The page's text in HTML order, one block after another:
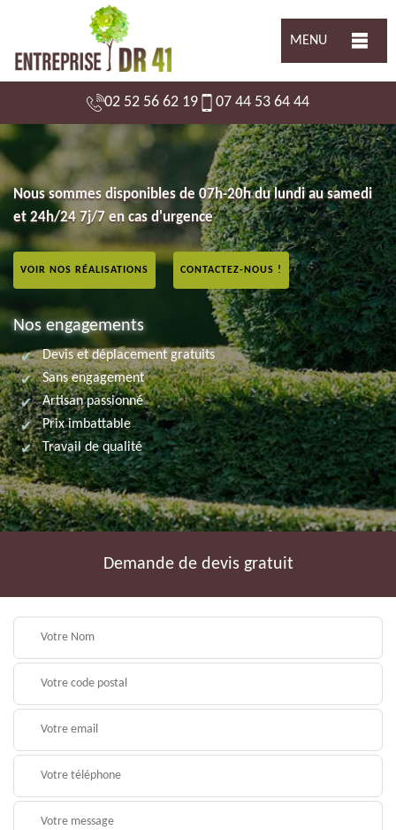
MENU
02 52 56 62 19 07 44 53 64 44
Nous sommes disponibles de 07h-20h du lundi au samedi
et 24h/24 7j/7 en cas d'urgence
VOIR NOS RÉALISATIONS CONTACTEZ-NOUS !
Nos engagements
Devis et déplacement gratuits
Sans engagement
Artisan passionné
Prix imbattable
Travail de qualité
Demande de devis gratuit